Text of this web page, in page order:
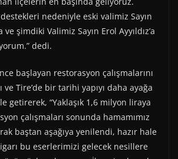
destekleri nedeniyle eski valimiz Sayın
ve şimdiki Valimiz Sayın Erol Ayyıldız’a
dedi.
başlayan restorasyon çalışmalarını
ve Tire’de bir tarihi yapıyı daha ayağa
getirerek, “Yaklaşık 1,6 milyon liraya
çalışmaları sonunda hamamımız
baştan aşağıya yenilendi, hazır hale
bu eserlerimizi gelecek nesillere